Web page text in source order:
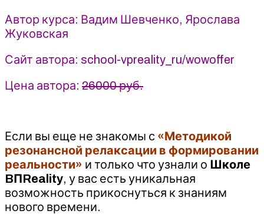
Шевченко,
Ярослава
(2025)
Автор курса: Вадим Шевченко, Ярослава
Жуковская
Сайт автора: school-vpreality_ru/wowoffer
Цена автора: 26000 руб.
Если вы еще не знакомы с «Методикой
резонансной релаксации в формировании
реальности» и только что узнали о Школе
BПReality, у вас есть уникальная
возможность прикоснуться к знаниям
нового времени.